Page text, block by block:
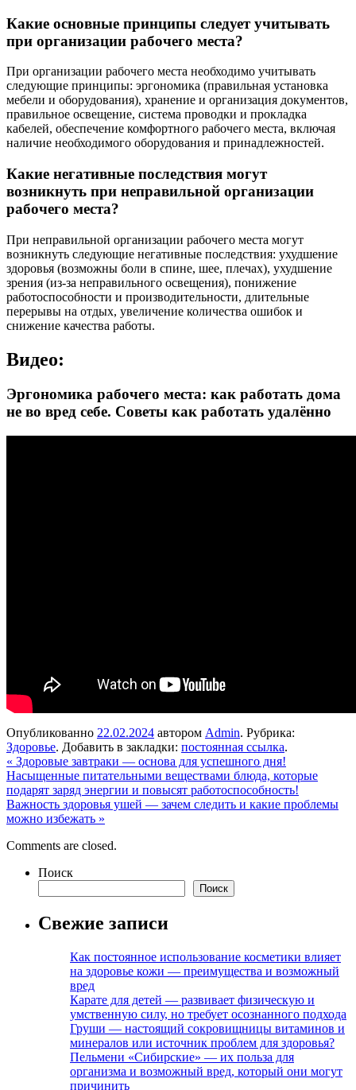
Какие основные принципы следует учитывать
при организации рабочего места?
При организации рабочего места необходимо учитывать
следующие принципы: эргономика (правильная установка
мебели и оборудования), хранение и организация документов,
правильное освещение, система проводки и прокладка
кабелей, обеспечение комфортного рабочего места, включая
наличие необходимого оборудования и принадлежностей.
Какие негативные последствия могут
возникнуть при неправильной организации
рабочего места?
При неправильной организации рабочего места могут
возникнуть следующие негативные последствия: ухудшение
здоровья (возможны боли в спине, шее, плечах), ухудшение
зрения (из-за неправильного освещения), понижение
работоспособности и производительности, длительные
перерывы на отдых, увеличение количества ошибок и
снижение качества работы.
Видео:
Эргономика рабочего места: как работать дома
не во вред себе. Советы как работать удалённо
Опубликованно 22.02.2024 автором Admin. Рубрика:
Здоровье. Добавить в закладки: постоянная ссылка.
« Здоровые завтраки — основа для успешного дня!
Насыщенные питательными веществами блюда, которые
подарят заряд энергии и повысят работоспособность!
Важность здоровья ушей — зачем следить и какие проблемы
можно избежать »
Comments are closed.
Поиск
Поиск
Свежие записи
Как постоянное использование косметики влияет
на здоровье кожи — преимущества и возможный
вред
Карате для детей — развивает физическую и
умственную силу, но требует осознанного подхода
Груши — настоящий сокровищницы витаминов и
минералов или источник проблем для здоровья?
Пельмени «Сибирские» — их польза для
организма и возможный вред, который они могут
причинить